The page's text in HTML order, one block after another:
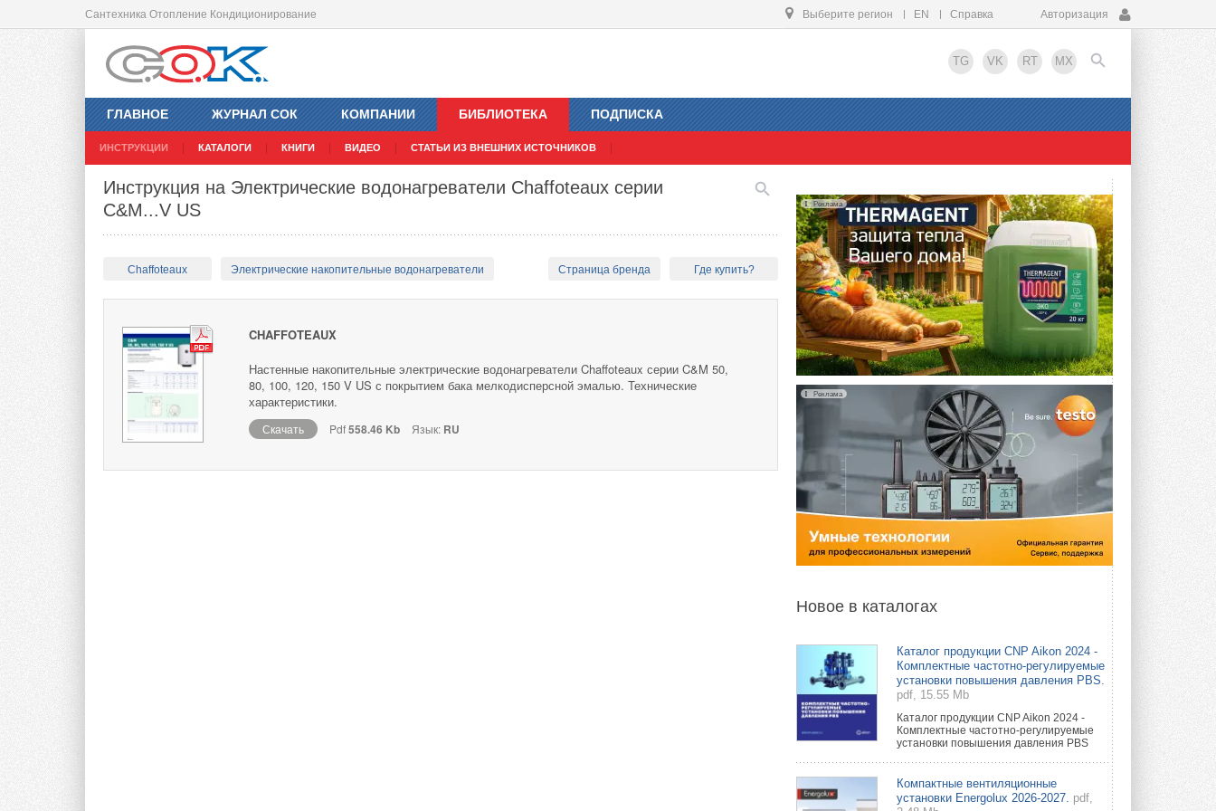
Сантехника Отопление Кондиционирование Выберите регион EN Справка Авторизация
TG VK RT MX
ГЛАВНОЕ ЖУРНАЛ СОК КОМПАНИИ БИБЛИОТЕКА
ИНСТРУКЦИИ КАТАЛОГИ КНИГИ ВИДЕО СТАТЬИ ИЗ ВНЕШНИХ ИСТОЧНИКОВ
ПОДПИСКА
EN
Инструкция на Электрические водонагреватели Chaffoteaux серии
C&M...V US
Chaffoteaux Электрические накопительные водонагреватели Страница бренда Где купить?
CHAFFOTEAUX
Настенные накопительные электрические водонагреватели Chaffoteaux серии C&M 50,
80, 100, 120, 150 V US с покрытием бака мелкодисперсной эмалью. Технические
характеристики.
Скачать Pdf558.46 Kb Язык: RU
Реклама
Реклама
Новое в каталогах
Каталог продукции CNP Aikon 2024 -
Комплектные частотно-регулируемые
установки повышения давления PBS.
pdf, 15.55 Mb
Каталог продукции CNP Aikon 2024 -
Комплектные частотно-регулируемые
установки повышения давления PBS
Компактные вентиляционные
установки Energolux 2026-2027. pdf,